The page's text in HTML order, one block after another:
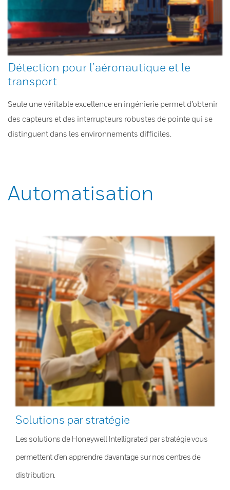
Détection pour l’aéronautique et le
transport
Seule une véritable excellence en ingénierie permet d’obtenir
des capteurs et des interrupteurs robustes de pointe qui se
distinguent dans les environnements difficiles.
Automatisation
Solutions par stratégie
Les solutions de Honeywell Intelligrated par stratégie vous
permettent d’en apprendre davantage sur nos centres de
distribution.